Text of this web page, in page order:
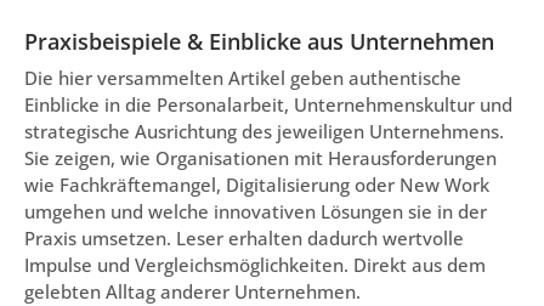
Praxisbeispiele & Einblicke aus Unternehmen
Die hier versammelten Artikel geben authentische
Einblicke in die Personalarbeit, Unternehmenskultur und
strategische Ausrichtung des jeweiligen Unternehmens.
Sie zeigen, wie Organisationen mit Herausforderungen
wie Fachkräftemangel, Digitalisierung oder New Work
umgehen und welche innovativen Lösungen sie in der
Praxis umsetzen. Leser erhalten dadurch wertvolle
Impulse und Vergleichsmöglichkeiten. Direkt aus dem
gelebten Alltag anderer Unternehmen.